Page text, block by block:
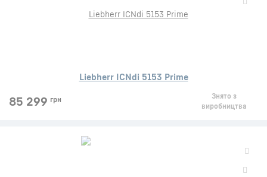
Liebherr ICNdi 5153 Prime
85 299 грн
Знято з
виробництва